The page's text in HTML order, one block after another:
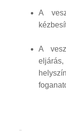
A
A